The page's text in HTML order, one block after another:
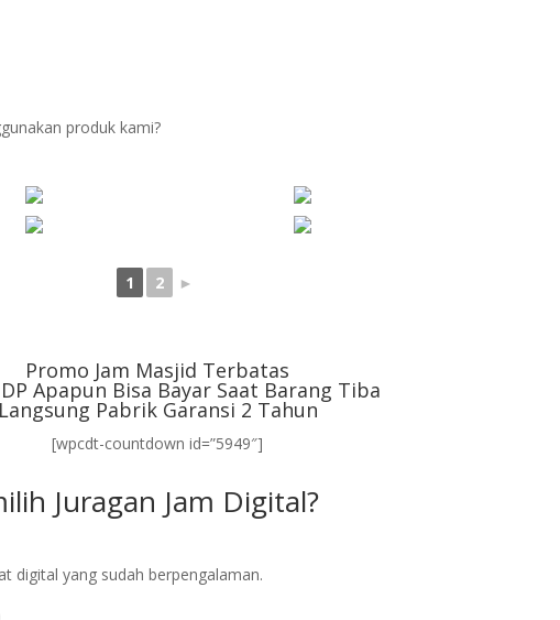
produk kami?
1 2 ►
Promo Jam Masjid Terbatas
Apapun Bisa Bayar Saat Barang Tiba
Langsung Pabrik Garansi 2 Tahun
[wpcdt-countdown id=”5949″]
Juragan Jam Digital?
digital yang sudah berpengalaman.